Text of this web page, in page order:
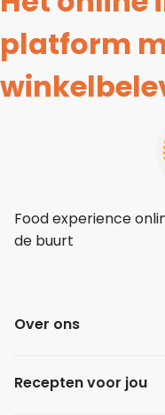
platform
Food experience
de buurt
Over ons
Recepten voor jou